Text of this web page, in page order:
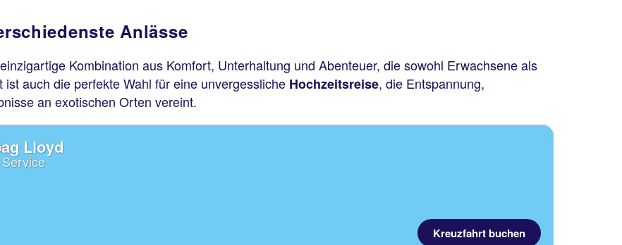
Anlässe
Kombination aus Komfort, Unterhaltung und Abenteuer, die sowohl Erwachsene als
auch die perfekte Wahl für eine unvergessliche Hochzeitsreise, die Entspannung,
an exotischen Orten vereint.
Lloyd
Kreuzfahrt buchen